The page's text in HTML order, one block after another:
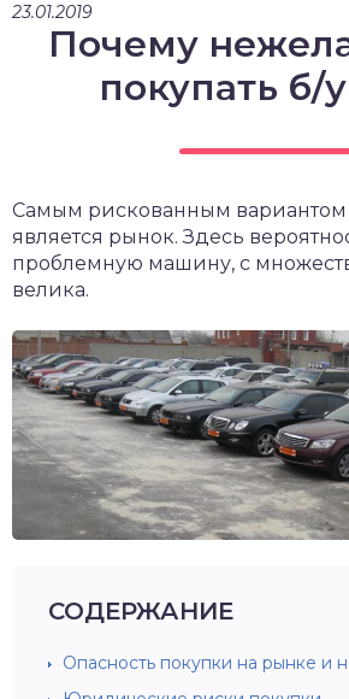
23.01.2019
Почему
покупать б/
Самым рискованным вариантом
является рынок. Здесь
проблемную машину, с
велика.
СОДЕРЖАНИЕ
Опасность покупки на рынке и